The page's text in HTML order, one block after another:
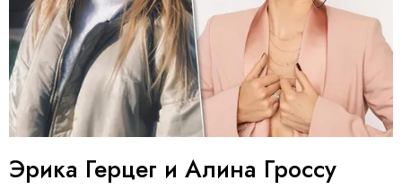
Эрика Герцег и Алина Гроссу